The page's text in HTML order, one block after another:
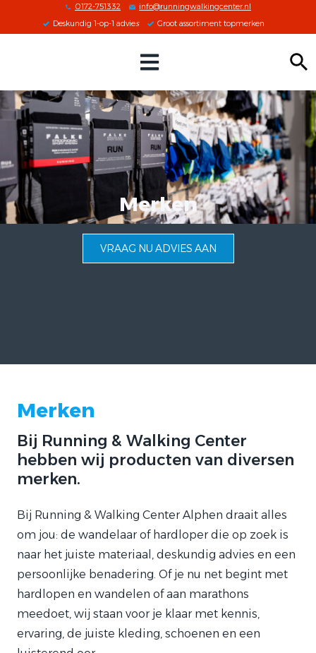
0172-751332
info@runningwalkingcenter.nl
Deskundig 1-op-1 advies Groot assortiment topmerken
Zoeken
Merken
VRAAG NU ADVIES AAN
Merken
Bij Running & Walking Center
hebben wij producten van diversen
merken.
Bij Running & Walking Center Alphen draait alles
om jou: de wandelaar of hardloper die op zoek is
naar het juiste materiaal, deskundig advies en een
persoonlijke benadering. Of je nu net begint met
hardlopen en wandelen of aan marathons
meedoet, wij staan voor je klaar met kennis,
ervaring, de juiste kleding, schoenen en een